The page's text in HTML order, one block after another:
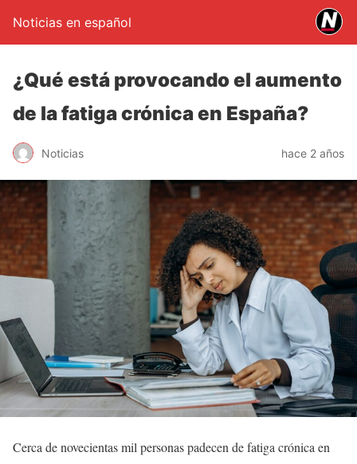
Noticias en español
¿Qué está provocando el aumento
de la fatiga crónica en España?
Noticias hace 2 años
Cerca de novecientas mil personas padecen de fatiga crónica en